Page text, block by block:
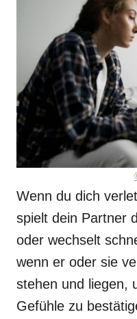
Wenn du dich
spielt dein Partner
oder wechselt
wenn er oder sie
stehen und liegen,
Gefühle zu